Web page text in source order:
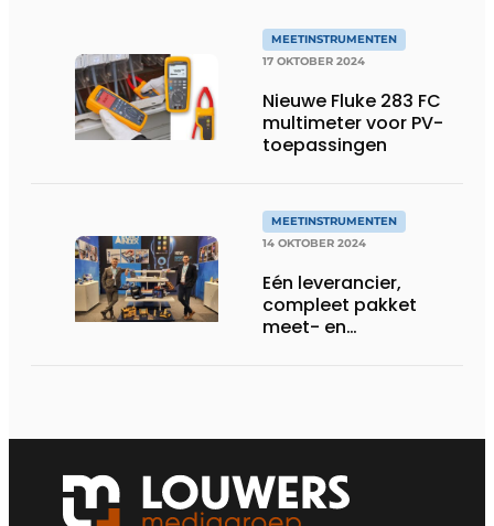
MEETINSTRUMENTEN
17 OKTOBER 2024
Nieuwe Fluke 283 FC
multimeter voor PV-
toepassingen
MEETINSTRUMENTEN
14 OKTOBER 2024
Eén leverancier,
compleet pakket
meet- en